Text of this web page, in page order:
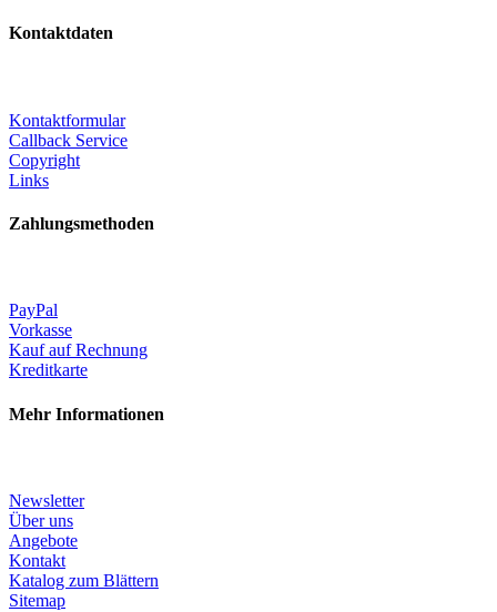
Kontaktdaten
Kontaktformular
Callback Service
Copyright
Links
Zahlungsmethoden
PayPal
Vorkasse
Kauf auf Rechnung
Kreditkarte
Mehr Informationen
Newsletter
Über uns
Angebote
Kontakt
Katalog zum Blättern
Sitemap